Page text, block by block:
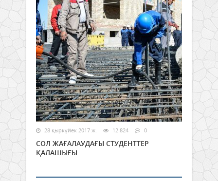
28 қыркүйек 2017 ж. 12 824 0
СОЛ ЖАҒАЛАУДАҒЫ СТУДЕНТТЕР
ҚАЛАШЫҒЫ